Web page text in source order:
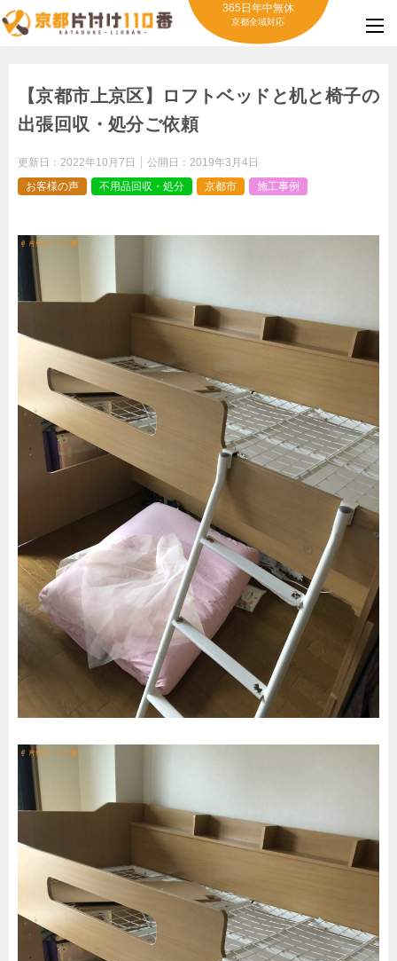
365日年中無休
京都全域対応
【京都市上京区】ロフトベッドと机と椅子の
出張回収・処分ご依頼
更新日： 2022年10月7日 公開日： 2019年3月4日
お客様の声
不用品回収・処分 京都市 施工事例